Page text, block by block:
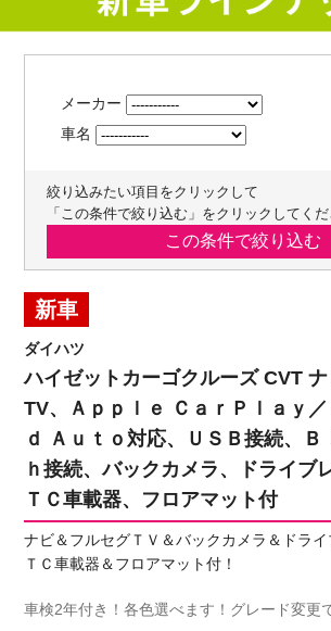
メーカー
車名
絞り込みたい項目をクリックして
「この条件で絞り込む」をクリックしてく
新車
ダイハツ
ハイゼットカーゴクルーズ CVT
TV、Ａｐｐｌｅ ＣａｒＰｌａｙ／
ｄ Ａｕｔｏ対応、ＵＳＢ接続、Ｂ
ｈ接続、バックカメラ、ドライブ
ＴＣ車載器、フロアマット付
ナビ＆フルセグＴＶ＆バックカメラ＆ドライ
ＴＣ車載器＆フロアマット付！
車検2年付き！各色選べます！グレード変更